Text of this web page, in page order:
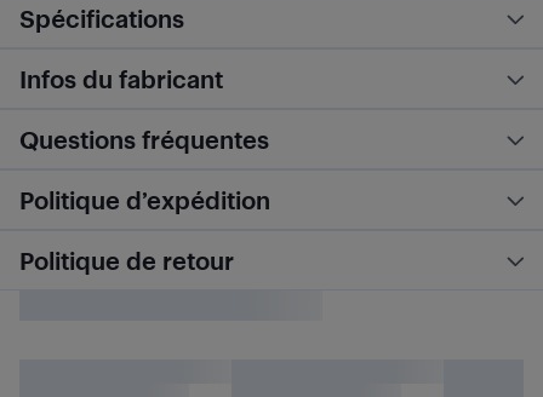
Spécifications
Infos du fabricant
Questions fréquentes
Politique d’expédition
Politique de retour